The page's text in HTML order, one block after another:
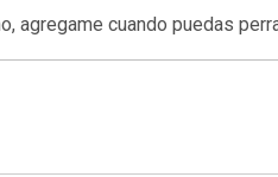
agregame cuando puedas